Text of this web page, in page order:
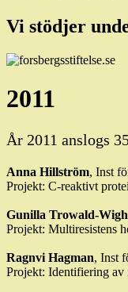
Vi stödjer
2011
År 2011 anslogs
Anna Hillström, Inst
Projekt: C-reaktivt
Gunilla Trowald-Wigh
Projekt: Multiresistens
Ragnvi Hagman, Inst
Projekt: Identifiering av